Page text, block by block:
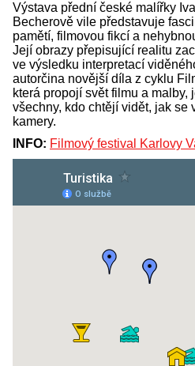
Výstava přední české malířky
Becherově vile představuje
pamětí, filmovou fikcí a
Její obrazy přepisující realitu
ve výsledku interpretací
autorčina novější díla z cyklu
která propojí svět filmu a malby,
všechny, kdo chtějí vidět, jak se
kamery.
INFO: Filmový festival Karlovy